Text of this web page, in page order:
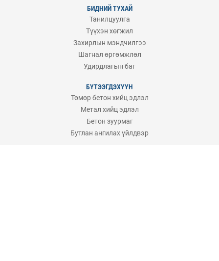
БИДНИЙ ТУХАЙ
Танилцуулга
Түүхэн хөгжил
Захирлын мэндчилгээ
Шагнал өргөмжлөл
Удирдлагын баг
БҮТЭЭГДЭХҮҮН
Төмөр бетон хийц эдлэл
Метал хийц эдлэл
Бетон зуурмаг
Бутлан ангилах үйлдвэр